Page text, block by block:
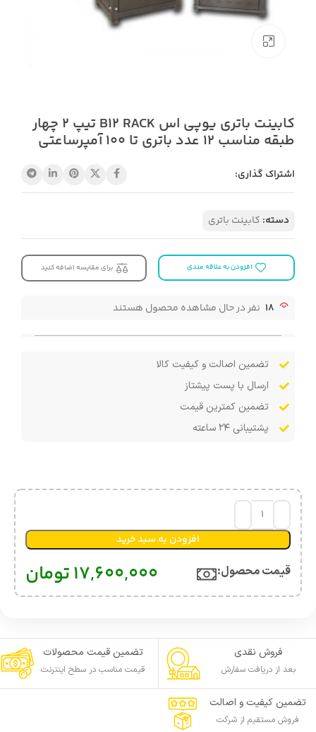
کابینت باتری یوپی اس B12 RACK تیپ 2 چهار
طبقه مناسب 12 عدد باتری تا 100 آمپرساعتی
اشتراک گذاری:
دسته: کابینت باتری
افزودن به علاقه مندی برای مقایسه اضافه کنید
18 نفر در حال مشاهده محصول هستند
تضمین اصالت و کیفیت کالا
ارسال با پست پیشتاز
تضمین کمترین قیمت
پشتیبانی ۲۴ ساعته
افزودن به سبد خرید
قیمت محصول:​ 17,600,000تومان
فروش نقدی
بعد از دریافت سفارش
تضمین قیمت محصولات
قیمت مناسب در سطح اینترنت
تضمین کیفیت و اصالت
فروش مستقیم از شرکت